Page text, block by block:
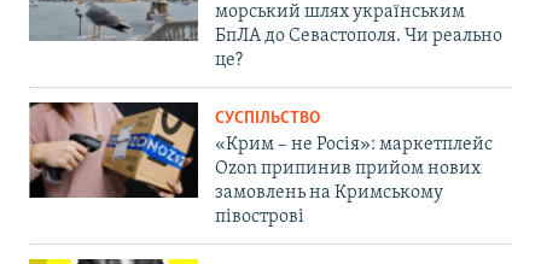
морський шлях українським
БпЛА до Севастополя. Чи реально
це?
СУСПІЛЬСТВО
«Крим – не Росія»: маркетплейс
Ozon припинив прийом нових
замовлень на Кримському
півострові